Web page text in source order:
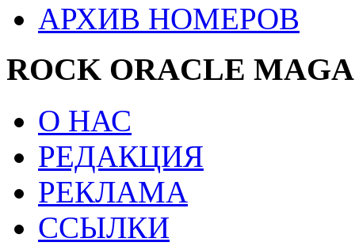
АРХИВ НОМЕРОВ
ROCK ORACLE
О НАС
РЕДАКЦИЯ
РЕКЛАМА
ССЫЛКИ